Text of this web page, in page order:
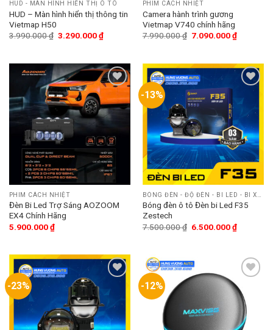
HUD - MÀN HÌNH HIỂN THỊ Ô TÔ
HUD – Màn hình hiển thị thông tin
Vietmap H50
3.990.000₫ 3.290.000₫
PHIM CÁCH NHIỆT
Camera hành trình gương
Vietmap V740 chính hãng
7.990.000₫ 7.090.000₫
Add
to
wishlist
PHIM CÁCH NHIỆT
Đèn Bi Led Trợ Sáng AOZOOM
EX4 Chính Hãng
5.900.000₫
-13%
to
wishlist
Bóng đèn ô tô Đèn bi Led F35
Zestech
7.500.000₫ 6.500.000₫
-23%
to
wishlist
-12%
to
wishlist